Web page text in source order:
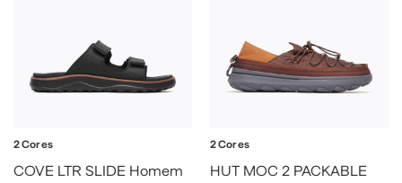
2 Cores
COVE LTR SLIDE Homem
2 Cores
HUT MOC 2 PACKABLE